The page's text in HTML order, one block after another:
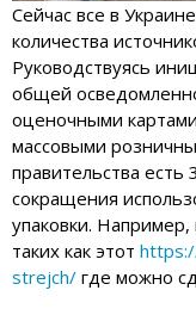
Сейчас все в
количества
Руководствуясь
общей
оценочными
массовыми
правительства есть
сокращения
упаковки.
таких как этот
strejch/ где можно